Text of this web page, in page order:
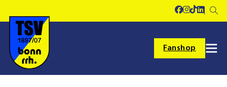
Fanshop